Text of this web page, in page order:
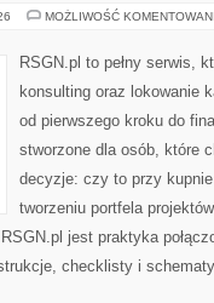
MOŻLIWOŚĆ
RSGN.pl to pełny serwis,
konsulting oraz lokowanie
od pierwszego kroku do
stworzone dla osób, które
decyzje: czy to przy
tworzeniu portfela
jest praktyka
checklisty i